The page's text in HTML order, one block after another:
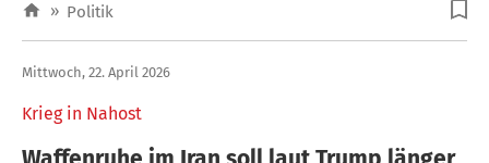
» Politik
Krieg in Nahost
Mittwoch, 22. April 2026